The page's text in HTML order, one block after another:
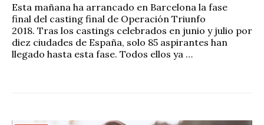
Esta mañana ha arrancado en Barcelona la fase
final del casting final de Operación Triunfo
2018. Tras los castings celebrados en junio y julio por
diez ciudades de España, solo 85 aspirantes han
llegado hasta esta fase. Todos ellos ya …